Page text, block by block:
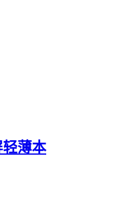
轻薄本